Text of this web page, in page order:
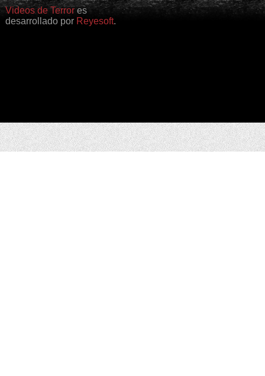
Videos de Terrores
desarrollado por Reyesoft.